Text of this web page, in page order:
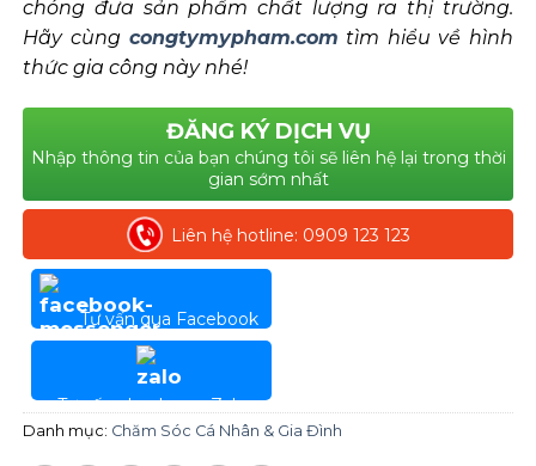
chóng đưa sản phẩm chất lượng ra thị trường.
Hãy cùng congtymypham.com tìm hiểu về hình
thức gia công này nhé!
ĐĂNG KÝ DỊCH VỤ
Nhập thông tin của bạn chúng tôi sẽ liên hệ lại trong thời
gian sớm nhất
Liên hệ hotline: 0909 123 123
Tư vấn qua Facebook
Tư vấn nhanh qua Zalo
Danh mục: Chăm Sóc Cá Nhân & Gia Đình